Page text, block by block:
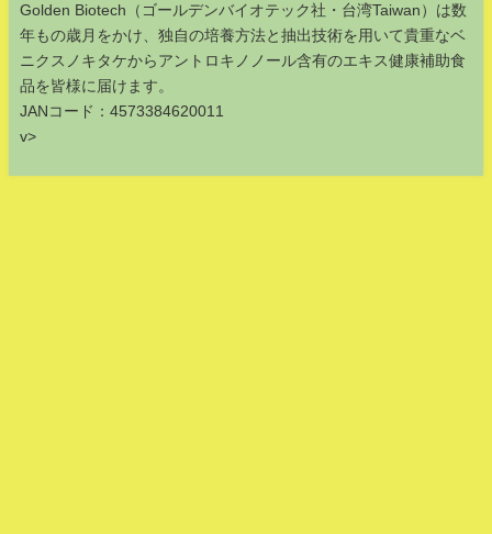
Golden Biotech（ゴールデンバイオテック社・台湾Taiwan）は数
年もの歳月をかけ、独自の培養方法と抽出技術を用いて貴重なベ
ニクスノキタケからアントロキノノール含有のエキス健康補助食
品を皆様に届けます。
JANコード：4573384620011
v>